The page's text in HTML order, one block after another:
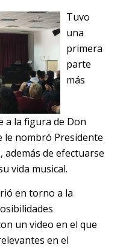
Tuvo
una
primera
parte
más
a la figura de Don
le nombró Presidente
además de efectuarse
vida musical.
en torno a la
un video en el que
en el